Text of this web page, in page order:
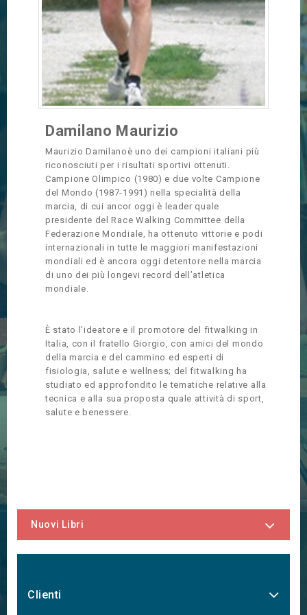
Damilano Maurizio
Maurizio Damilanoè uno dei campioni italiani più
riconosciuti per i risultati sportivi ottenuti.
Campione Olimpico (1980) e due volte Campione
del Mondo (1987-1991) nella specialità della
marcia, di cui ancor oggi è leader quale
presidente del Race Walking Committee della
Federazione Mondiale, ha ottenuto vittorie e podi
internazionali in tutte le maggiori manifestazioni
mondiali ed è ancora oggi detentore nella marcia
di uno dei più longevi record dell’atletica
mondiale.
È stato l’ideatore e il promotore del fitwalking in
Italia, con il fratello Giorgio, con amici del mondo
della marcia e del cammino ed esperti di
fisiologia, salute e wellness; del fitwalking ha
studiato ed approfondito le tematiche relative alla
tecnica e alla sua proposta quale attività di sport,
salute e benessere.
Nuovi Libri
Clienti